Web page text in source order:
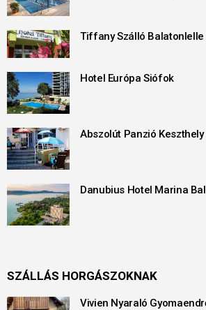
Tiffany Szálló Balatonlelle
Hotel Európa Siófok
Abszolút Panzió Keszthely
Danubius Hotel Marina
SZÁLLÁS HORGÁSZOKNAK
Vivien Nyaraló